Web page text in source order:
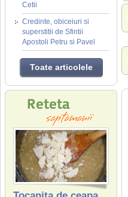
Cetii
Credinte, obiceiuri si
superstitii de Sfintii
Apostoli Petru si Pavel
Toate articolele